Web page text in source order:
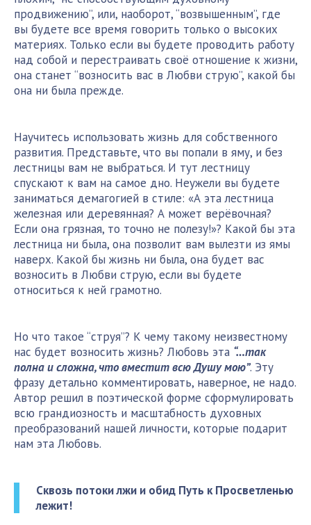
продвижению”, или, наоборот, “возвышенным”, где
вы будете все время говорить только о высоких
материях. Только если вы будете проводить работу
над собой и перестраивать своё отношение к жизни,
она станет “возносить вас в Любви струю”, какой бы
она ни была прежде.
Научитесь использовать жизнь для собственного
развития. Представьте, что вы попали в яму, и без
лестницы вам не выбраться. И тут лестницу
спускают к вам на самое дно. Неужели вы будете
заниматься демагогией в стиле: «А эта лестница
железная или деревянная? А может верёвочная?
Если она грязная, то точно не полезу!»? Какой бы эта
лестница ни была, она позволит вам вылезти из ямы
наверх. Какой бы жизнь ни была, она будет вас
возносить в Любви струю, если вы будете
относиться к ней грамотно.
Но что такое “струя”? К чему такому неизвестному
нас будет возносить жизнь? Любовь эта “…так
полна и сложна, что вместит всю Душу мою”. Эту
фразу детально комментировать, наверное, не надо.
Автор решил в поэтической форме сформулировать
всю грандиозность и масштабность духовных
преобразований нашей личности, которые подарит
нам эта Любовь.
Сквозь потоки лжи и обид Путь к Просветленью
лежит!